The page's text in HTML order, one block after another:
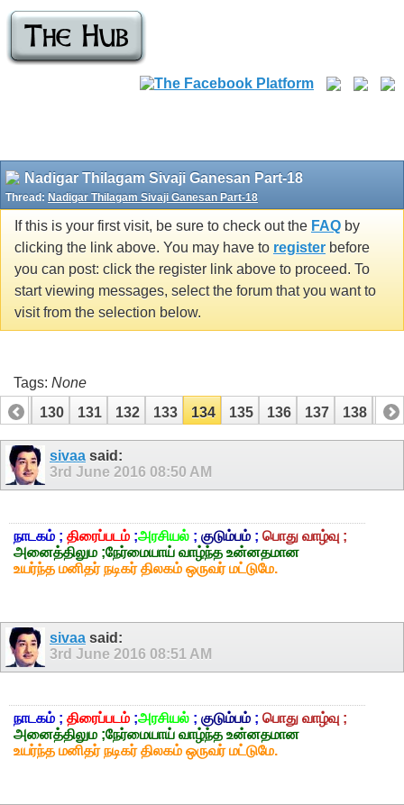
Nadigar Thilagam Sivaji Ganesan Part-18
Thread: Nadigar Thilagam Sivaji Ganesan Part-18
If this is your first visit, be sure to check out the FAQ by
clicking the link above. You may have to register before
you can post: click the register link above to proceed. To
start viewing messages, select the forum that you want to
visit from the selection below.
Tags: None
129
130 131 132 133 134 135 136 137 138 139
149 150sivaa said:
3rd June 2016 08:50 AM
நாடகம் ; திரைப்படம் ;அரசியல் ; குடும்பம் ; பொது வாழ்வு ;
அனைத்திலும ;நேர்மையாய் வாழ்ந்த உன்னதமான
உயர்ந்த மனிதர் நடிகர் திலகம் ஒருவர் மட்டுமே.
sivaa said:
3rd June 2016 08:51 AM
நாடகம் ; திரைப்படம் ;அரசியல் ; குடும்பம் ; பொது வாழ்வு ;
அனைத்திலும ;நேர்மையாய் வாழ்ந்த உன்னதமான
உயர்ந்த மனிதர் நடிகர் திலகம் ஒருவர் மட்டுமே.